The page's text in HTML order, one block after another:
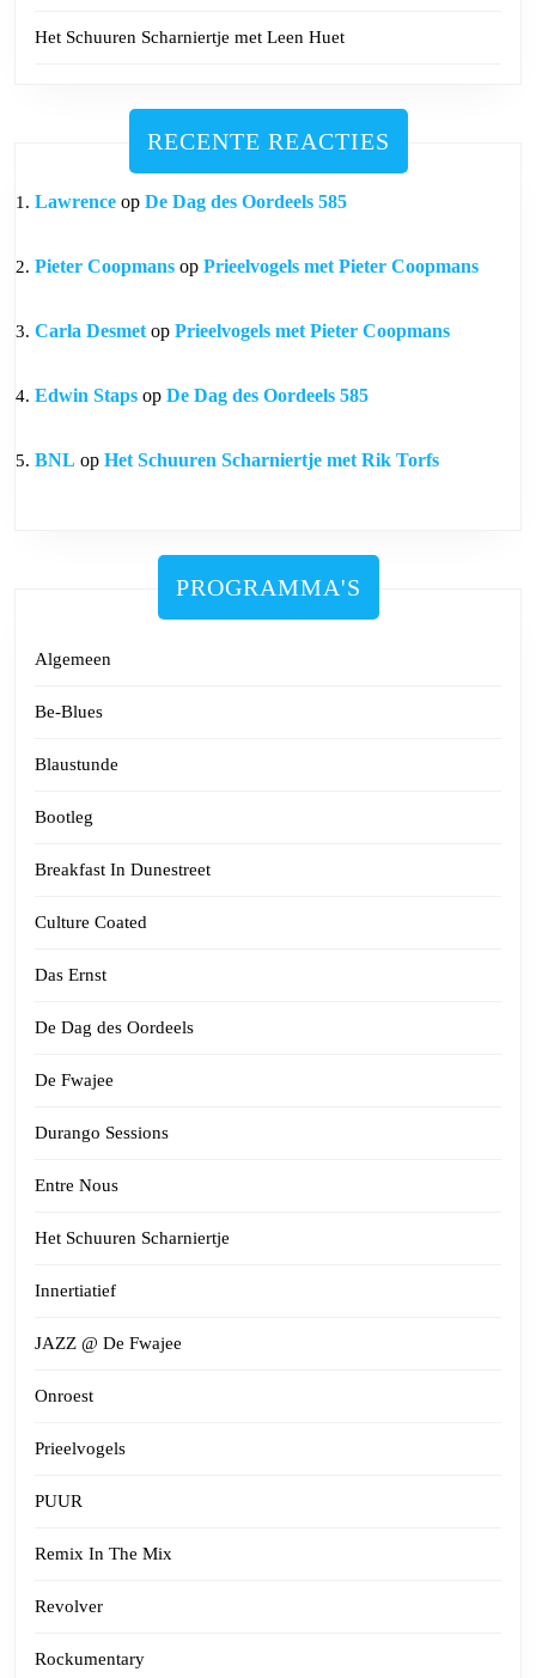
Het Schuuren Scharniertje met Leen Huet
RECENTE REACTIES
Lawrence op De Dag des Oordeels 585
Pieter Coopmans op Prieelvogels met Pieter Coopmans
Carla Desmet op Prieelvogels met Pieter Coopmans
Edwin Staps op De Dag des Oordeels 585
BNL op Het Schuuren Scharniertje met Rik Torfs
PROGRAMMA'S
Algemeen
Be-Blues
Blaustunde
Bootleg
Breakfast In Dunestreet
Culture Coated
Das Ernst
De Dag des Oordeels
De Fwajee
Durango Sessions
Entre Nous
Het Schuuren Scharniertje
Innertiatief
JAZZ @ De Fwajee
Onroest
Prieelvogels
PUUR
Remix In The Mix
Revolver
Rockumentary